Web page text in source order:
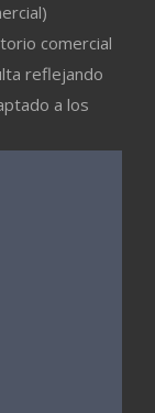
comercial
reflejando
a los